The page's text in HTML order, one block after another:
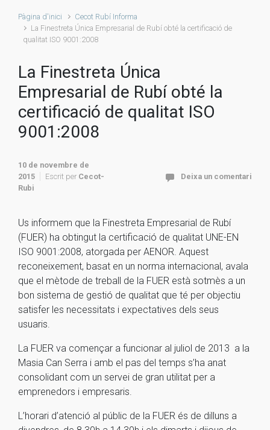
Pàgina d'inici
Cecot Rubí Informa
La Finestreta Única Empresarial de Rubí obté la certificació de
qualitat ISO 9001:2008
La Finestreta Única
Empresarial de Rubí obté la
certificació de qualitat ISO
9001:2008
10 de novembre de
2015
Escrit per Cecot-
Rubi
Deixa un comentari
Us informem que la Finestreta Empresarial de Rubí
(FUER) ha obtingut la certificació de qualitat UNE-EN
ISO 9001:2008, atorgada per AENOR. Aquest
reconeixement, basat en un norma internacional, avala
que el mètode de treball de la FUER està sotmès a un
bon sistema de gestió de qualitat que té per objectiu
satisfer les necessitats i expectatives dels seus
usuaris.
La FUER va començar a funcionar al juliol de 2013 a la
Masia Can Serra i amb el pas del temps s’ha anat
consolidant com un servei de gran utilitat per a
emprenedors i empresaris.
L’horari d’atenció al públic de la FUER és de dilluns a